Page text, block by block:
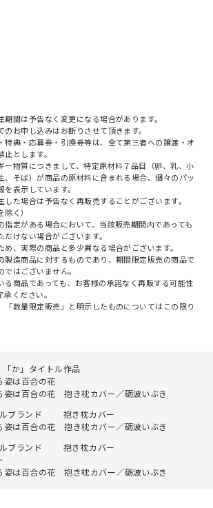
間は予告なく変更になる場合があります。
お申し込みはお断りさせて頂きます。
特典・応募券・引換券等は、全て第三者への譲渡・オ
とします。
ー物質につきまして、特定原材料７品目（卵、乳、小
、そば）が商品の原材料に含まれる場合、個々のパッ
表示しています。
た場合は予告なく再販売することがございます。
く）
指定がある場合において、当該販売期間内であっても
けない場合がございます。
、実際の商品と多少異なる場合がございます。
製造商品に対するものであり、期間限定販売の商品で
はございません。
る商品であっても、お客様の承諾なく再販する可能性
ください。
「数量限定販売」と明示したものについてはこの限り
「か」タイトル作品
姿は百合の花
姿は百合の花 抱き枕カバー／砺波いぶき
ブランド
抱き枕カバー
姿は百合の花 抱き枕カバー／砺波いぶき
ブランド
抱き枕カバー
姿は百合の花 抱き枕カバー／砺波いぶき